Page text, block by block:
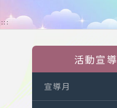
:::
活動宣導
宣導月